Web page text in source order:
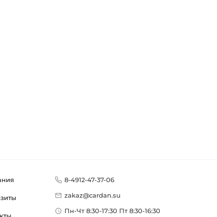
8-4912-47-37-06
zakaz@cardan.su
Пн-Чт 8:30-17:30 Пт 8:30-16:30